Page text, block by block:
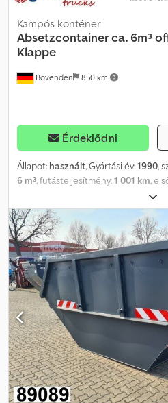
Bovenden 850 km
Kampós konténer
Absetzcontainer ca. 6m³
Klappe
Érdeklődni
Állapot: használt, Gyártási év:1990,
6 m³, futásteljesítmény:1 001 km,
,
Bovenden, Felépítmény: kb. 6 m³-
év ismeretlen, mivel adattábla nem
Utswjha Tartozékokra vonatkozó
jellegűek, a változtatás, az előzetes
jogát fenntartjuk!